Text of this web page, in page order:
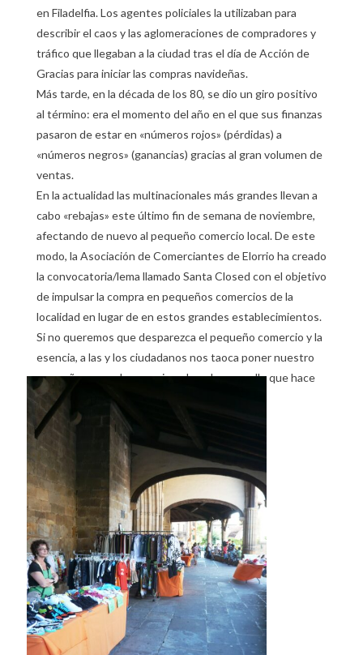
en Filadelfia. Los agentes policiales la utilizaban para
describir el caos y las aglomeraciones de compradores y
tráfico que llegaban a la ciudad tras el día de Acción de
Gracias para iniciar las compras navideñas.
Más tarde, en la década de los 80, se dio un giro positivo
al término: era el momento del año en el que sus finanzas
pasaron de estar en «números rojos» (pérdidas) a
«números negros» (ganancias) gracias al gran volumen de
ventas.
En la actualidad las multinacionales más grandes llevan a
cabo «rebajas» este último fin de semana de noviembre,
afectando de nuevo al pequeño comercio local. De este
modo, la Asociación de Comerciantes de Elorrio ha creado
la convocatoria/lema llamado Santa Closed con el objetivo
de impulsar la compra en pequeños comercios de la
localidad en lugar de en estos grandes establecimientos.
Si no queremos que desparezca el pequeño comercio y la
esencia, a las y los ciudadanos nos taoca poner nuestro
pequeño grano de arena impulsando a aquello que hace
que nuestro pueblo siga vivo.